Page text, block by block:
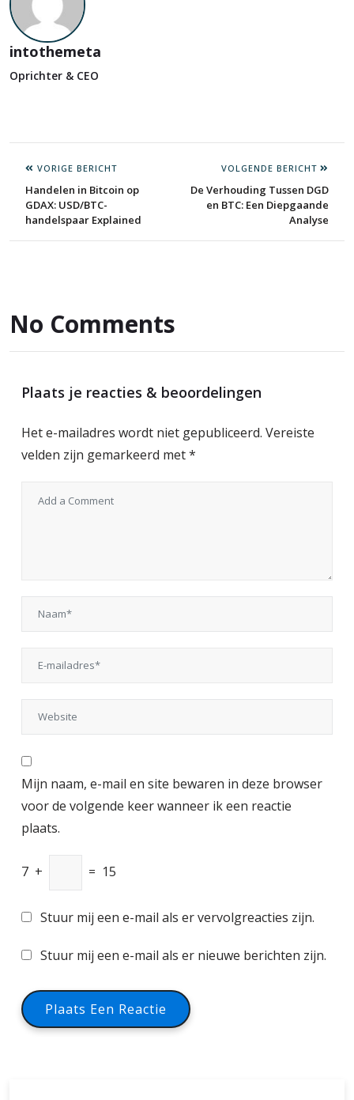
intothemeta
Oprichter & CEO
VORIGE BERICHT
Handelen in Bitcoin op
GDAX: USD/BTC-
handelspaar Explained
VOLGENDE BERICHT
De Verhouding Tussen DGD
en BTC: Een Diepgaande
Analyse
No Comments
Plaats je reacties & beoordelingen
Het e-mailadres wordt niet gepubliceerd. Vereiste
velden zijn gemarkeerd met*
Mijn naam, e-mail en site bewaren in deze browser
voor de volgende keer wanneer ik een reactie
plaats.
7 + = 15
Stuur mij een e-mail als er vervolgreacties zijn.
Stuur mij een e-mail als er nieuwe berichten zijn.